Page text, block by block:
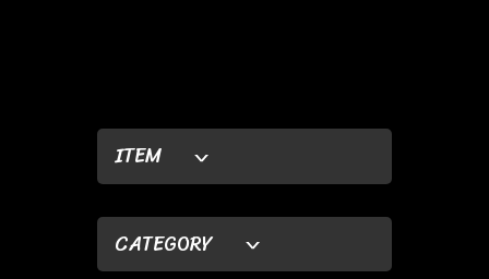
ITEM
CATEGORY